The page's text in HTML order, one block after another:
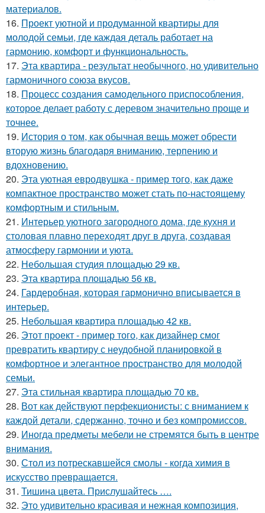
материалов.
16. Проект уютной и продуманной квартиры для
молодой семьи, где каждая деталь работает на
гармонию, комфорт и функциональность.
17. Эта квартира - результат необычного, но удивительно
гармоничного союза вкусов.
18. Процесс создания самодельного приспособления,
которое делает работу с деревом значительно проще и
точнее.
19. История о том, как обычная вещь может обрести
вторую жизнь благодаря вниманию, терпению и
вдохновению.
20. Эта уютная евродвушка - пример того, как даже
компактное пространство может стать по-настоящему
комфортным и стильным.
21. Интерьер уютного загородного дома, где кухня и
столовая плавно переходят друг в друга, создавая
атмосферу гармонии и уюта.
22. Небольшая студия площадью 29 кв.
23. Эта квартира площадью 56 кв.
24. Гардеробная, которая гармонично вписывается в
интерьер.
25. Небольшая квартира площадью 42 кв.
26. Этот проект - пример того, как дизайнер смог
превратить квартиру с неудобной планировкой в
комфортное и элегантное пространство для молодой
семьи.
27. Эта стильная квартира площадью 70 кв.
28. Вот как действуют перфекционисты: с вниманием к
каждой детали, сдержанно, точно и без компромиссов.
29. Иногда предметы мебели не стремятся быть в центре
внимания.
30. Стол из потрескавшейся смолы - когда химия в
искусство превращается.
31. Тишина цвета. Прислушайтесь ….
32. Это удивительно красивая и нежная композиция,